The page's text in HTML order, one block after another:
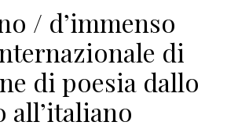
/ d’immenso
di
di poesia dallo
all’italiano